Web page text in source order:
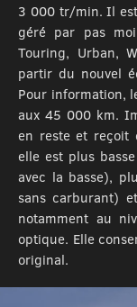
3 000 tr/min. Il
géré par pas
Touring, Urban,
partir du nouvel
Pour information,
aux 45 000 km.
en reste et reçoit
elle est plus
avec la basse),
sans carburant)
notamment au
optique. Elle
original.